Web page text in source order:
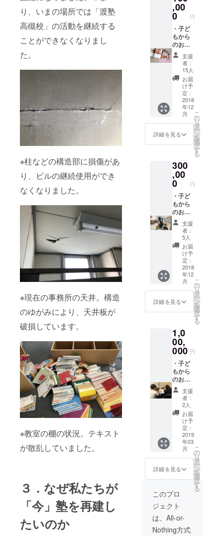
り、いまの場所では「渡塾
高槻校」の活動を継続する
ことができなくなりまし
た。
※柱などの構造部に損傷があ
り、ビルの継続使用ができ
なくなりました。
※現在の事務所の天井。構造
のゆがみにより、天井板が
破損しています。
※教室の棚の状況。テキスト
が散乱していました。
３．なぜ私たちが
「今」塾を再建し
たいのか
,00
0 円
・子ど
もから
のお礼
メッ
セージ
等を載
せた新
教室開
校記念
冊子
（仮）
をメー
ルで送
らせて
いただ
ブロ
グ・HP
でお名
前掲載
（希望
者の
み）
支援
者：
15人
お届
け予
定：
2018
年12
月
詳細を見る
こ
の
リ
タ
ー
ン
を
選
択
す
る
300
,00
0 円
・子ど
もから
のお礼
メッ
セージ
等を載
せた新
教室開
校記念
冊子
（仮）
をメー
ルで送
らせて
いただ
ブロ
グ・HP
でお名
前掲載
（希望
者の
み） ・
渡がお
礼も兼
ねて記
念冊子
を直接
お届け
に参り
ます。
（近畿
圏内の
み）
支援
者：
5人
お届
け予
定：
2018
年12
月
詳細を見る
こ
の
リ
タ
ー
ン
を
選
択
す
る
1,0
00,
000 円
・子ど
もから
のお礼
メッ
セージ
等を載
せた新
教室開
校記念
冊子
（仮）
をメー
ルで送
らせて
いただ
す。 ・
ブロ
グ・HP
でお名
前掲載
（希望
支援
者：
2人
お届
け予
定：
2019
年03
月
詳細を見る
こ
の
リ
タ
ー
ン
を
選
択
す
る
このプロ
ジェクト
は、All-or-
Nothing方式